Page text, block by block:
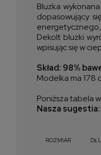
Bluzka
dopasowujący
Dekolt bluzki
wpisując się w
Skład: 98%
Modelka ma 178
Poniższa tabela
Nasza
ROZMIAR